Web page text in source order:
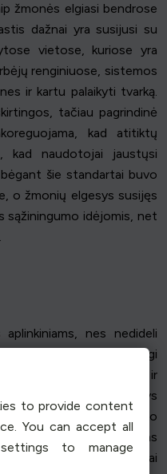
žmonės elgiasi bendrose
dažnai yra susijusi su
vietose, kuriose yra
renginiuose, sistemos
ir kartu palaikyti tvarką.
tačiau pagrindinė
kad atitiktų
kad naudotojai jaustųsi
šie standartai buvo
o žmonių elgesys susijęs
sąžiningumo idėjomis, net
nes nedideli
eilės eigai ir netgi
gali suteikti toną ir
aplinkoje, kurioje elgesys
o tai dažnai pasitaiko
aplinkoje. Tai įprastas
o klientai dažnai
to provide content
You can accept all
to manage